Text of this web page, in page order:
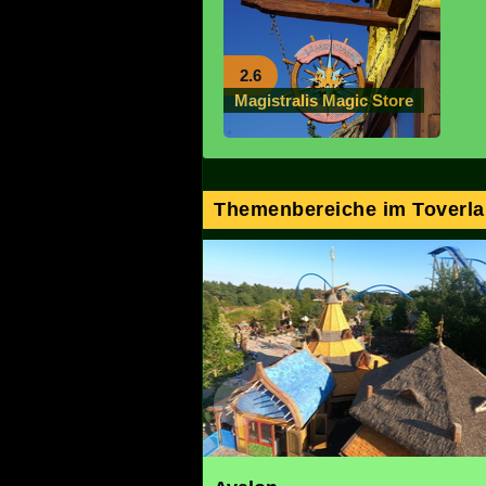
2.6
Magistralis Magic Store
Themenbereiche im